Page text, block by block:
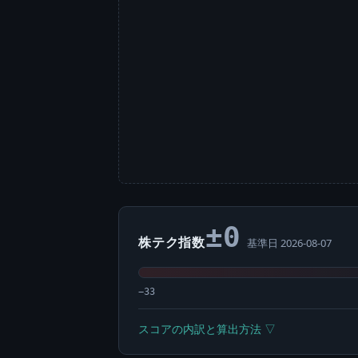
株テク指数±0 基準日 2026-08-07
−33
スコアの内訳と算出方法 ▽